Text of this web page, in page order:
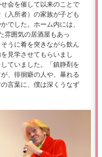
会を催して以来のことで
入所者）の家族が子ども
でした。ホーム内には、
雰囲気の居酒屋もあっ
うに肴を突きながら飲ん
見学させてもらいまし
ていました。「鎮静剤を
、徘徊癖の人や、暴れる
言葉に、僕は深くうなず